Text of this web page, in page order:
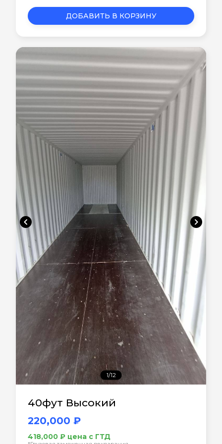
ДОБАВИТЬ В КОРЗИНУ
chevron_left chevron_right
1/12
40фут Высокий
220,000 ₽
418,000 ₽ цена с ГТД